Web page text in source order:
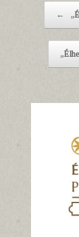
←